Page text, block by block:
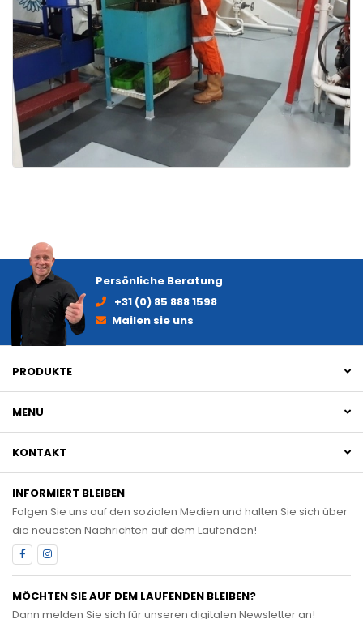
Persönliche Beratung
+31 (0) 85 888 1598
Mailen sie uns
PRODUKTE
MENU
KONTAKT
INFORMIERT BLEIBEN
Folgen Sie uns auf den sozialen Medien und halten Sie sich über
die neuesten Nachrichten auf dem Laufenden!
MÖCHTEN SIE AUF DEM LAUFENDEN BLEIBEN?
Dann melden Sie sich für unseren digitalen Newsletter an!